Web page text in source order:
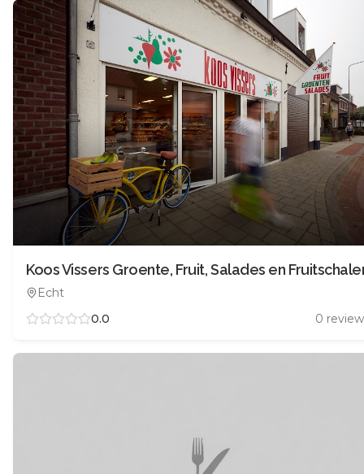
Koos Vissers Groente, Fruit, Salades en
Echt
0.0
0